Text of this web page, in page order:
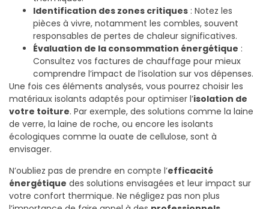
Identification des zones critiques : Notez les
pièces à vivre, notamment les combles, souvent
responsables de pertes de chaleur significatives.
Évaluation de la consommation énergétique :
Consultez vos factures de chauffage pour mieux
comprendre l’impact de l’isolation sur vos dépenses.
Une fois ces éléments analysés, vous pourrez choisir les
matériaux isolants adaptés pour optimiser l’isolation de
votre toiture. Par exemple, des solutions comme la laine
de verre, la laine de roche, ou encore les isolants
écologiques comme la ouate de cellulose, sont à
envisager.
N’oubliez pas de prendre en compte l’efficacité
énergétique des solutions envisagées et leur impact sur
votre confort thermique. Ne négligez pas non plus